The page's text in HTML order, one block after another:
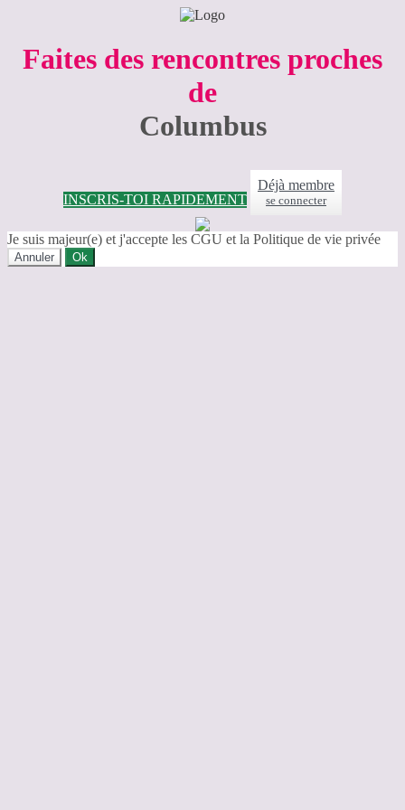
Faites des rencontres proches
de
Columbus
INSCRIS-TOI RAPIDEMENT
Déjà membre
se connecter
Je suis majeur(e) et j'accepte les CGU et la Politique de vie privée
Annuler Ok